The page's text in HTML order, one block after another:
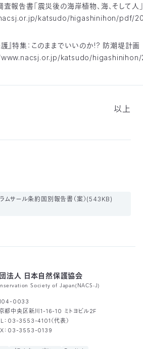
報告書「震災後の海岸植物、海、そし
katsudo/higashinihon/pdf/
』特集：このままでいいのか!? 防潮堤
katsudo/higashinihon/
以上
ムサール条約国別報告書（案）(543KB)
法人 日本自然保護協会
Society of Japan(NACS-J)
0033
都中央区新川1-16-10 ミトヨビル2F
：03-3553-4101（代表）
：03-3553-0139